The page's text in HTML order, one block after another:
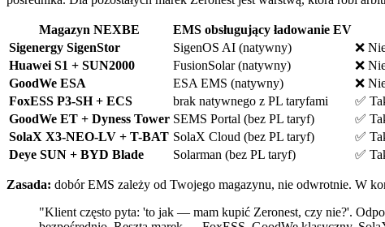
Magazyn NEXBE EMS obsługujący ładowanie EV
Sigenergy SigenStor
SigenOS AI (natywny)
❌
Huawei S1 + SUN2000
FusionSolar (natywny)
❌
GoodWe ESA
ESA EMS (natywny)
❌
FoxESS P3-SH + ECS
brak natywnego z PL taryfami
✅
GoodWe ET + Dyness Tower SEMS Portal (bez PL taryf)
✅
SolaX X3-NEO-LV + T-BAT SolaX Cloud (bez PL taryf)
✅
Deye SUN + BYD Blade
Solarman (bez PL taryf) ✅
Zasada: dobór EMS zależy od Twojego magazynu, nie odwrotnie. W
"Klient często pyta: 'to jak — mam kupić Zeronest, czy nie?'.